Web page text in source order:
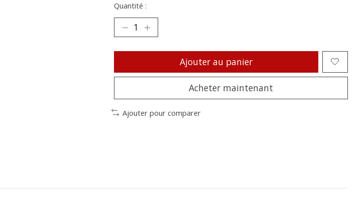
Quantité :
Ajouter au panier
Acheter maintenant
Ajouter pour comparer